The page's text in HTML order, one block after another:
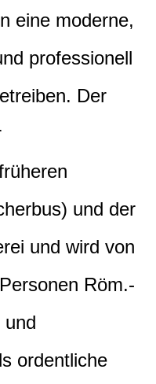
eine moderne,
professionell
Der
und der
und wird von
Röm.-
und
ordentliche